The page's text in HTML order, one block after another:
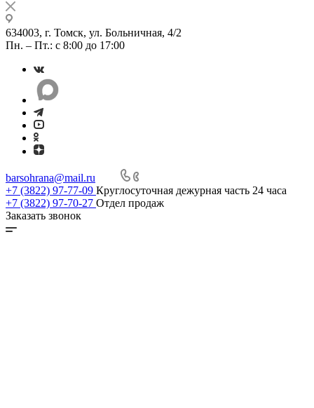
634003, г. Томск, ул. Больничная, 4/2
Пн. – Пт.: с 8:00 до 17:00
barsohrana@mail.ru
+7 (3822) 97-77-09 Круглосуточная дежурная часть 24 часа
+7 (3822) 97-70-27 Отдел продаж
Заказать звонок